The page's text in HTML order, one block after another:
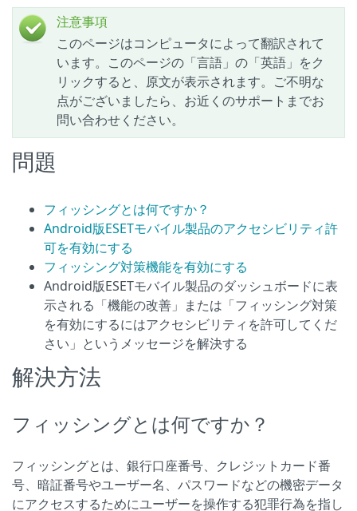
注意事項
このページはコンピュータによって翻訳されて
います。このページの「言語」の「英語」をク
リックすると、原文が表示されます。ご不明な
点がございましたら、お近くのサポートまでお
問い合わせください。
問題
フィッシングとは何ですか？
Android版ESETモバイル製品のアクセシビリティ許
可を有効にする
フィッシング対策機能を有効にする
Android版ESETモバイル製品のダッシュボードに表
示される「機能の改善」または「フィッシング対策
を有効にするにはアクセシビリティを許可してくだ
さい」というメッセージを解決する
解決方法
フィッシングとは何ですか？
フィッシングとは、銀行口座番号、クレジットカード番
号、暗証番号やユーザー名、パスワードなどの機密データ
にアクセスするためにユーザーを操作する犯罪行為を指し